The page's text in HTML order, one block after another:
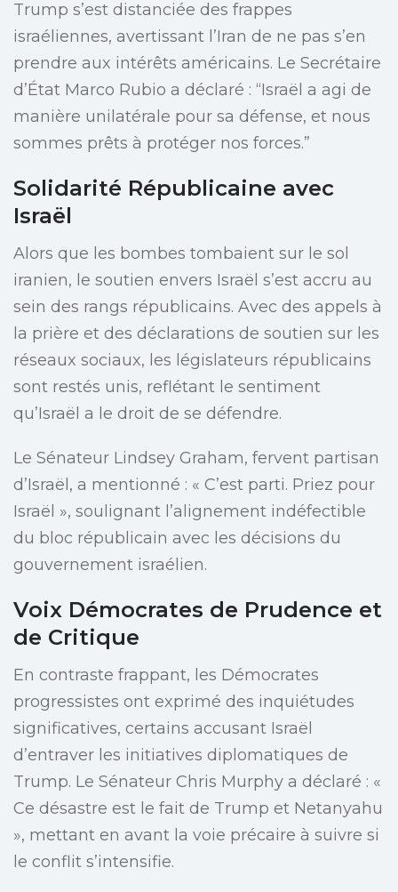
Trump s’est distanciée des frappes
israéliennes, avertissant l’Iran de ne pas s’en
prendre aux intérêts américains. Le Secrétaire
d’État Marco Rubio a déclaré : “Israël a agi de
manière unilatérale pour sa défense, et nous
sommes prêts à protéger nos forces.”
Solidarité Républicaine avec
Israël
Alors que les bombes tombaient sur le sol
iranien, le soutien envers Israël s’est accru au
sein des rangs républicains. Avec des appels à
la prière et des déclarations de soutien sur les
réseaux sociaux, les législateurs républicains
sont restés unis, reflétant le sentiment
qu’Israël a le droit de se défendre.
Le Sénateur Lindsey Graham, fervent partisan
d’Israël, a mentionné : « C’est parti. Priez pour
Israël », soulignant l’alignement indéfectible
du bloc républicain avec les décisions du
gouvernement israélien.
Voix Démocrates de Prudence et
de Critique
En contraste frappant, les Démocrates
progressistes ont exprimé des inquiétudes
significatives, certains accusant Israël
d’entraver les initiatives diplomatiques de
Trump. Le Sénateur Chris Murphy a déclaré : «
Ce désastre est le fait de Trump et Netanyahu
», mettant en avant la voie précaire à suivre si
le conflit s’intensifie.